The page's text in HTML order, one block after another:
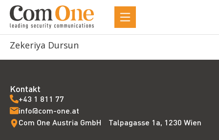
Zekeriya Dursun
Kontakt
+43 1 811 77
info@com-one.at
Com One Austria GmbH Talpagasse 1a, 1230 Wien